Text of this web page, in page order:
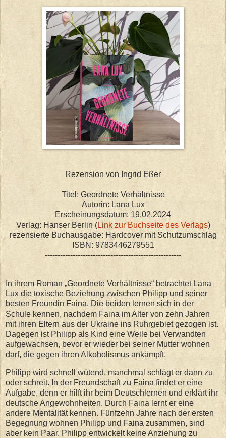
Rezension von Ingrid Eßer
Titel: Geordnete Verhältnisse
Autorin: Lana Lux
Erscheinungsdatum: 19.02.2024
Verlag: Hanser Berlin (Link zur Buchseite des Verlags)
rezensierte Buchausgabe: Hardcover mit Schutzumschlag
ISBN: 9783446279551
------------------------------------------------------
In ihrem Roman „Geordnete Verhältnisse“ betrachtet Lana
Lux die toxische Beziehung zwischen Philipp und seiner
besten Freundin Faina. Die beiden lernen sich in der
Schule kennen, nachdem Faina im Alter von zehn Jahren
mit ihren Eltern aus der Ukraine ins Ruhrgebiet gezogen ist.
Dagegen ist Philipp als Kind eine Weile bei Verwandten
aufgewachsen, bevor er wieder bei seiner Mutter wohnen
darf, die gegen ihren Alkoholismus ankämpft.
Philipp wird schnell wütend, manchmal schlägt er dann zu
oder schreit. In der Freundschaft zu Faina findet er eine
Aufgabe, denn er hilft ihr beim Deutschlernen und erklärt ihr
deutsche Angewohnheiten. Durch Faina lernt er eine
andere Mentalität kennen. Fünfzehn Jahre nach der ersten
Begegnung wohnen Philipp und Faina zusammen, sind
aber kein Paar. Philipp entwickelt keine Anziehung zu